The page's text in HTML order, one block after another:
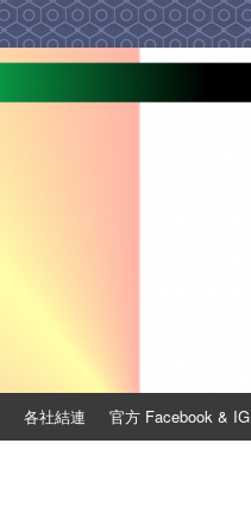
各社結連 官方 Facebook & IG